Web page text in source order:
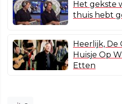
Het gekste
thuis hebt
Heerlijk, De
Huisje Op
Etten